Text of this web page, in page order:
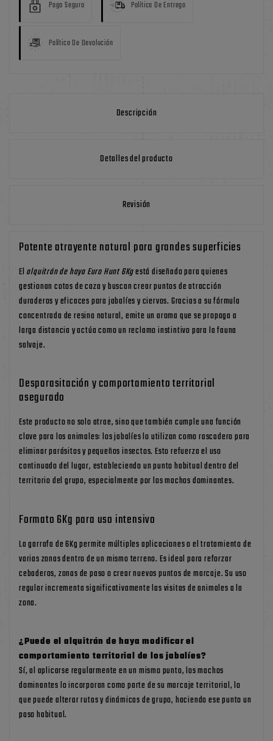
Pago Seguro Política De Entrega
Política De Devolución
Descripción
Detalles del producto
Revisión
Potente atrayente natural para grandes superficies
El alquitrán de haya Euro Hunt 6Kgestá diseñado para quienes
gestionan cotos de caza y buscan crear puntos de atracción
duraderos y eficaces para jabalíes y ciervos. Gracias a su fórmula
concentrada de resina natural, emite un aroma que se propaga a
larga distancia y actúa como un reclamo instintivo para la fauna
salvaje.
Desparasitación y comportamiento territorial
asegurado
Este producto no solo atrae, sino que también cumple una función
clave para los animales: los jabalíes lo utilizan como rascadero para
eliminar parásitos y pequeños insectos. Esto refuerza el uso
continuado del lugar, estableciendo un punto habitual dentro del
territorio del grupo, especialmente por los machos dominantes.
Formato 6Kg para uso intensivo
La garrafa de 6Kg permite múltiples aplicaciones o el tratamiento de
varias zonas dentro de un mismo terreno. Es ideal para reforzar
cebaderos, zonas de paso o crear nuevos puntos de marcaje. Su uso
regular incrementa significativamente las visitas de animales a la
zona.
¿Puede el alquitrán de haya modificar el
comportamiento territorial de los jabalíes?
Sí, al aplicarse regularmente en un mismo punto, los machos
dominantes lo incorporan como parte de su marcaje territorial, lo
que puede alterar rutas y dinámicas de grupo, haciendo ese punto un
paso habitual.